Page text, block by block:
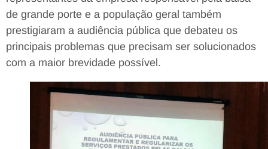
de grande porte e a população geral também
prestigiaram a audiência pública que debateu os
principais problemas que precisam ser solucionados
com a maior brevidade possível.